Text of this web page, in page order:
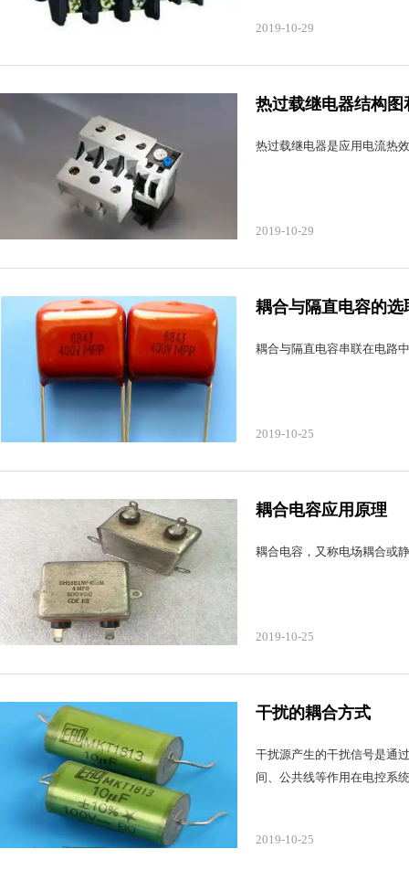
2019-10-29
热过载继电器结构图
热过载继电器是应用电流热
2019-10-29
耦合与隔直电容的选
耦合与隔直电容串联在电路
2019-10-25
耦合电容应用原理
耦合电容，又称电场耦合或
2019-10-25
干扰的耦合方式
干扰源产生的干扰信号是通
间、公共线等作用在电控系
2019-10-25